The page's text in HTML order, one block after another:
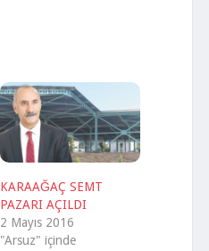
KARAAĞAÇ SEMT
PAZARI AÇILDI
2 Mayıs 2016
"Arsuz" içinde